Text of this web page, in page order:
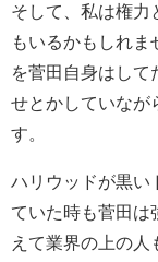
そして、私は権力
もいるかもしれ
を菅田自身はして
せとかしていなが
す。
ハリウッドが黒い
ていた時も菅田は
えて業界の上の人